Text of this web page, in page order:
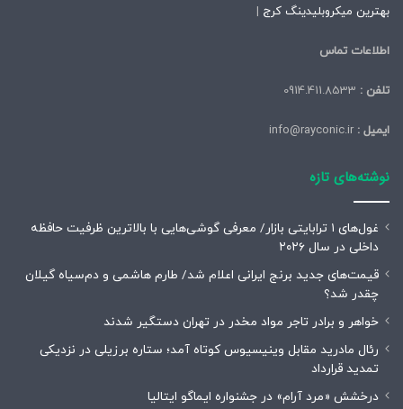
بهترین میکروبلیدینگ کرج |
اطلاعات تماس
تلفن :
ایمیل :
نوشته‌های تازه
غول‌های ۱ ترابایتی بازار/ معرفی گوشی‌هایی با بالاترین ظرفیت حافظه
داخلی در سال ۲۰۲۶
قیمت‌های جدید برنج ایرانی اعلام شد/ طارم هاشمی و دم‌سیاه گیلان
چقدر شد؟
خواهر و برادر تاجر مواد مخدر در تهران دستگیر شدند
رئال مادرید مقابل وینیسیوس کوتاه آمد؛ ستاره برزیلی در نزدیکی
تمدید قرارداد
درخشش «مرد آرام» در جشنواره ایماگو ایتالیا